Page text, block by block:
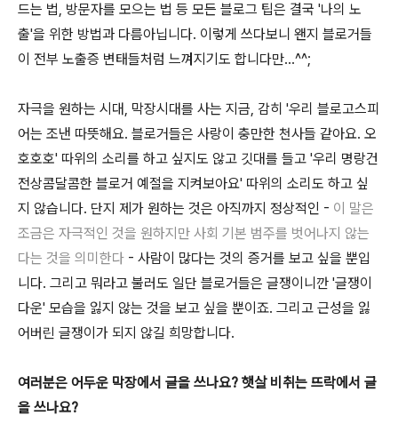
드는 법, 방문자를 모으는 법 등 모든 블로그 팁은 결국 '나의 노
출'을 위한 방법과 다름아닙니다. 이렇게 쓰다보니 왠지 블로거들
이 전부 노출증 변태들처럼 느껴지기도 합니다만...^^;
자극을 원하는 시대, 막장시대를 사는 지금, 감히 '우리 블로고스피
어는 조낸 따뜻해요. 블로거들은 사랑이 충만한 천사들 같아요. 오
호호호' 따위의 소리를 하고 싶지도 않고 깃대를 들고 '우리 명랑건
전상콤달콤한 블로거 예절을 지켜보아요' 따위의 소리도 하고 싶
지 않습니다. 단지 제가 원하는 것은 아직까지 정상적인 - 이 말은
조금은 자극적인 것을 원하지만 사회 기본 범주를 벗어나지 않는
다는 것을 의미한다 - 사람이 많다는 것의 증거를 보고 싶을 뿐입
니다. 그리고 뭐라고 불러도 일단 블로거들은 글쟁이니깐 '글쟁이
다운' 모습을 잃지 않는 것을 보고 싶을 뿐이죠. 그리고 근성을 잃
어버린 글쟁이가 되지 않길 희망합니다.
여러분은 어두운 막장에서 글을 쓰나요? 햇살 비취는 뜨락에서 글
을 쓰나요?